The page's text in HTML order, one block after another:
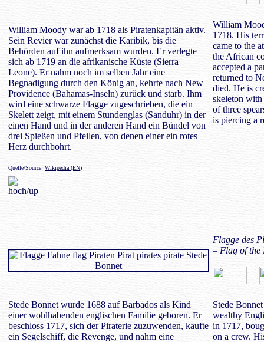
William Moody war ab 1718 als Piratenkapitän aktiv.
Sein Revier war zunächst die Karibik, bis die
Behörden auf ihn aufmerksam wurden. Er verlegte
sich ab 1719 an die afrikanische Küste (Sierra
Leone). Er nahm noch im selben Jahr eine
Begnadigung durch den König an, kehrte nach New
Providence (Bahamas-Inseln) zurück und starb. Ihm
wird eine schwarze Flagge zugeschrieben, die ein
Skelett zeigt, mit einem Stundenglas (Sanduhr) in der
einen Hand und in der anderen Hand ein Bündel von
drei Spießen und Pfeilen, von denen einer ein rotes
Herz durchbohrt.
William
1718. His
came to the
the African
accepted a
returned to
died. He is
skeleton with
of three
is piercing a
Quelle/Source: Wikipedia (EN)
Flagge des
– Flag of the
Stede Bonnet wurde 1688 auf Barbados als Kind
einer wohlhabenden englischen Familie geboren. Er
beschloss 1717, sich der Piraterie zuzuwenden, kaufte
ein Segelschiff, die Revenge, und nahm eine
Stede
wealthy
in 1717,
on a crew.